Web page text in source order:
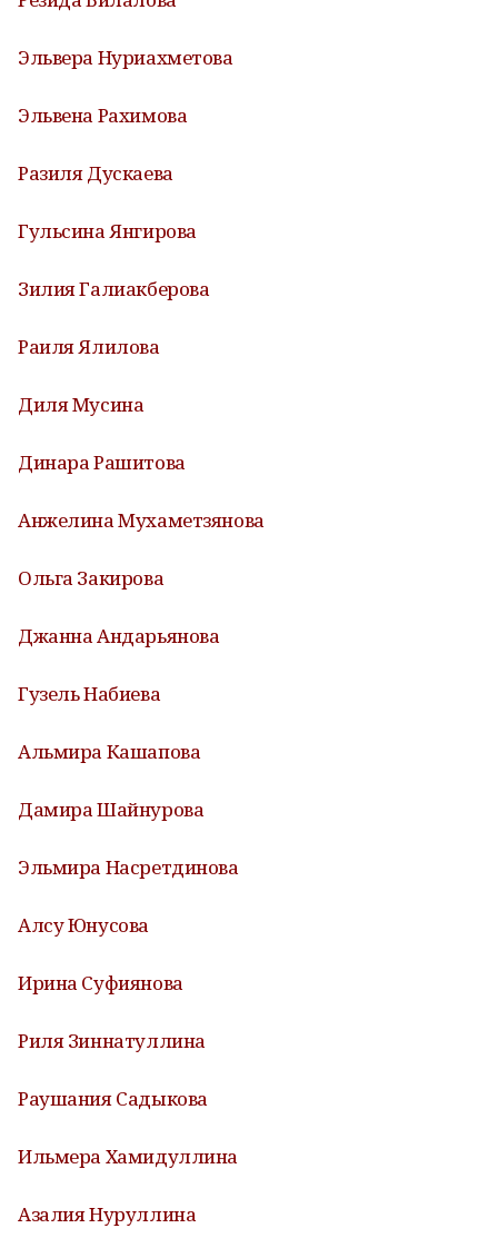
Эльвера Нуриахметова
Эльвена Рахимова
Разиля Дускаева
Гульсина Янгирова
Зилия Галиакберова
Раиля Ялилова
Диля Мусина
Динара Рашитова
Анжелина Мухаметзянова
Ольга Закирова
Джанна Андарьянова
Гузель Набиева
Альмира Кашапова
Дамира Шайнурова
Эльмира Насретдинова
Алсу Юнусова
Ирина Суфиянова
Риля Зиннатуллина
Раушания Садыкова
Ильмера Хамидуллина
Азалия Нуруллина